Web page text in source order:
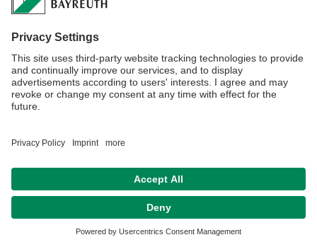
Datenschutz / Disclaimer Impressum Hausordnung
Kontakt
Barrierefreiheitserklärung